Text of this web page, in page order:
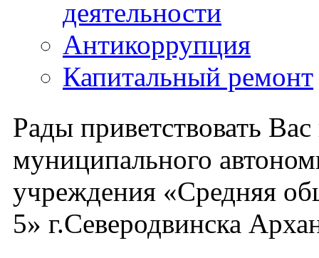
деятельности
Антикоррупция
Капитальный ремонт
Рады приветствовать
муниципального
учреждения «Средняя
5» г.Северодвинска